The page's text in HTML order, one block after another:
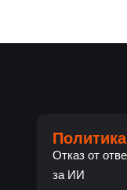
Отказ от
за ИИ